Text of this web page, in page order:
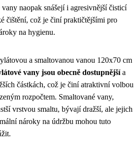
naopak snášejí i agresivnější čisticí
čištění, což je činí praktičtějšími pro
na hygienu.
a smaltovanou vanou 120x70 cm
vany jsou obecně dostupnějšía
částkách, což je činí atraktivní volbou
rozpočtem. Smaltované vany,
vrstvou smaltu, bývají dražší, ale jejich
nároky na údržbu mohou tuto